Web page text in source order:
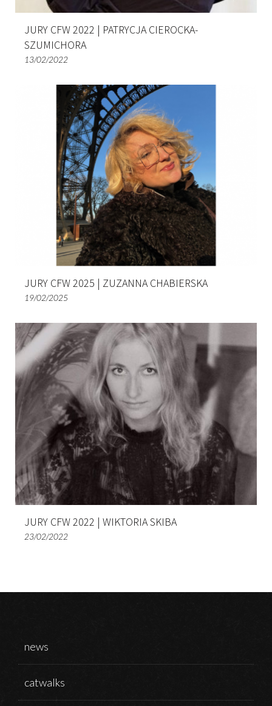
JURY CFW 2022 | PATRYCJA CIEROCKA-
SZUMICHORA
13/02/2022
JURY CFW 2025 | ZUZANNA CHABIERSKA
19/02/2025
JURY CFW 2022 | WIKTORIA SKIBA
23/02/2022
news
catwalks